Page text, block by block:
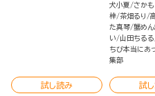
試し読み
犬小夏 さかも
梓 茶畑るり
た真琴 蟹めん
い
山田ちるる
ちび本当にあ
集部
試